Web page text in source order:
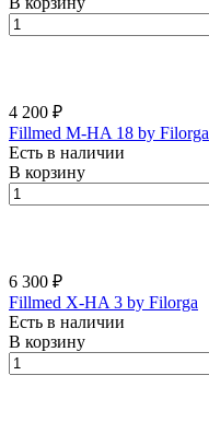
4 200 ₽
Fillmed M-HA 18 by Filorga
Есть в наличии
В корзину
6 300 ₽
Fillmed X-HA 3 by Filorga
Есть в наличии
В корзину